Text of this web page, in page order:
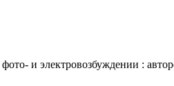
и электровозбуждении :